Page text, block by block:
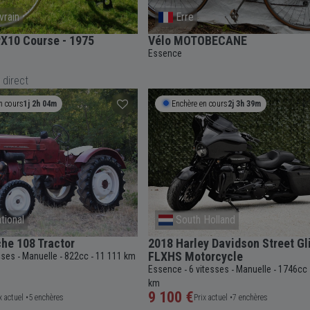
Course - 1975
Erre
Vélo MOTOBECANE
Essence
direct
cours1j 2h 04m
108 Tractor
- Manuelle - 822cc - 11 111 km
actuel •5 enchères
Enchère en cours2j 3h 39m
South Holland
2018 Harley Davidson Street
FLXHS Motorcycle
Essence - 6 vitesses - Manuelle - 1746cc
km
9 100 €Prix actuel •7 enchères